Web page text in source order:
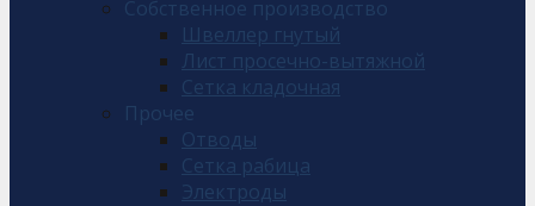
Собственное производство
Швеллер гнутый
Лист просечно-вытяжной
Сетка кладочная
Прочее
Отводы
Сетка рабица
Электроды